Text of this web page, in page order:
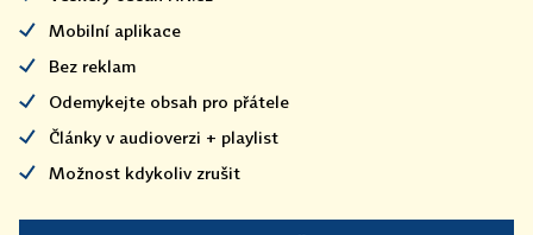
Mobilní aplikace
Bez reklam
Odemykejte obsah pro přátele
Články v audioverzi + playlist
Možnost kdykoliv zrušit